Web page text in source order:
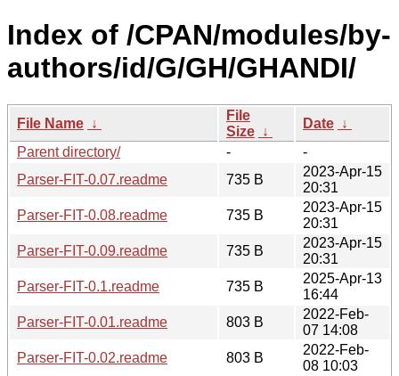
Index of /CPAN/modules/by-
authors/id/G/GH/GHANDI/
File Name ↓
File
Size ↓
Date ↓
Parent directory/
-
-
Parser-FIT-0.07.readme
735 B
2023-Apr-15
20:31
Parser-FIT-0.08.readme
735 B
2023-Apr-15
20:31
Parser-FIT-0.09.readme
735 B
2023-Apr-15
20:31
Parser-FIT-0.1.readme
735 B
2025-Apr-13
16:44
Parser-FIT-0.01.readme
803 B
2022-Feb-
07 14:08
Parser-FIT-0.02.readme
803 B
2022-Feb-
08 10:03